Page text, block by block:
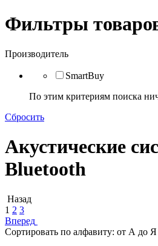
Фильтры
Производитель
SmartBuy
По этим критериям поиска
Сбросить
Акустические
Bluetooth
Назад
1 2 3
Вперед
Сортировать по алфавиту: от А до Я